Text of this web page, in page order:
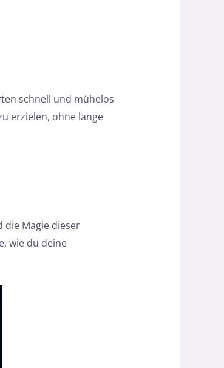
schnell und mühelos
erzielen, ohne lange
die Magie dieser
wie du deine